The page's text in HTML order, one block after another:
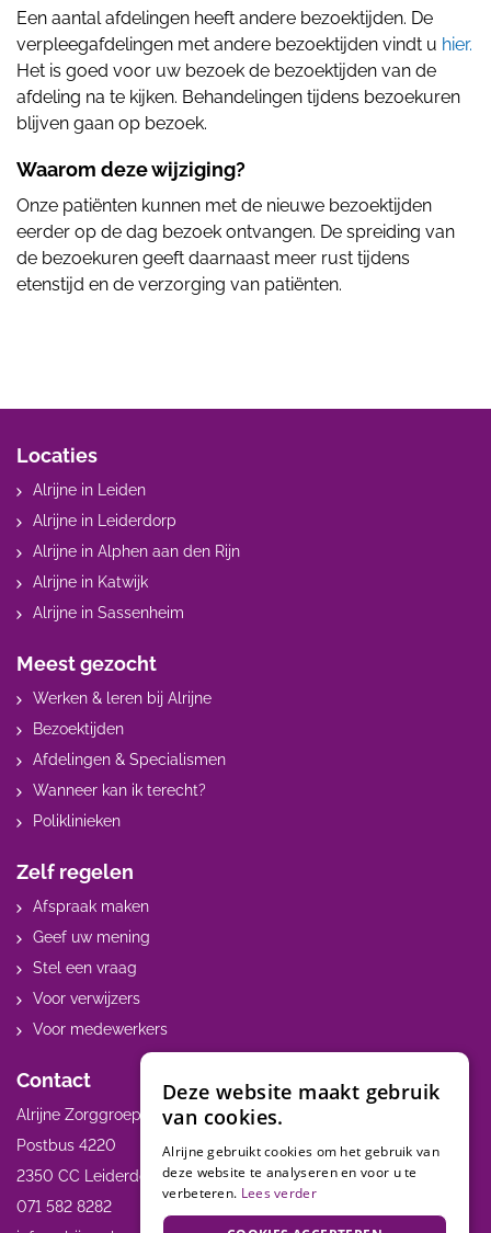
Een aantal afdelingen heeft andere bezoektijden. De
verpleegafdelingen met andere bezoektijden vindt u hier.
Het is goed voor uw bezoek de bezoektijden van de
afdeling na te kijken. Behandelingen tijdens bezoekuren
blijven gaan op bezoek.
Waarom deze wijziging?
Onze patiënten kunnen met de nieuwe bezoektijden
eerder op de dag bezoek ontvangen. De spreiding van
de bezoekuren geeft daarnaast meer rust tijdens
etenstijd en de verzorging van patiënten.
Locaties
Alrijne in Leiden
Alrijne in Leiderdorp
Alrijne in Alphen aan den Rijn
Alrijne in Katwijk
Alrijne in Sassenheim
Meest gezocht
Werken & leren bij Alrijne
Bezoektijden
Afdelingen & Specialismen
Wanneer kan ik terecht?
Poliklinieken
Zelf regelen
Afspraak maken
Geef uw mening
Stel een vraag
Voor verwijzers
Voor medewerkers
Contact
Alrijne Zorggroep
Postbus 4220
2350 CC Leiderdorp
071 582 8282
Deze website maakt gebruik
van cookies.
Alrijne gebruikt cookies om het gebruik van
deze website te analyseren en voor u te
verbeteren. Lees verder